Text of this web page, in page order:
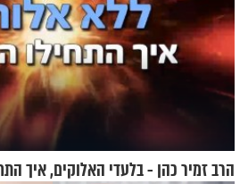
הרב זמיר כהן - בלעדי האלוקים, איך